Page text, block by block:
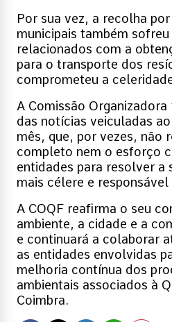
Por sua vez, a recolha
municipais também
relacionados com a
para o transporte dos
comprometeu a
A Comissão
das notícias veiculadas
mês, que, por vezes, não
completo nem o esforço
entidades para resolver a
mais célere e responsável
A COQF reafirma o seu
ambiente, a cidade e a
e continuará a colaborar
as entidades envolvidas
melhoria contínua dos
ambientais associados à
Coimbra.